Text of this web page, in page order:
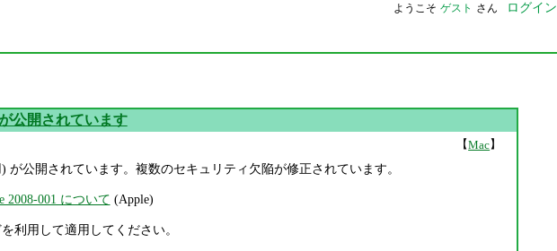
ようこそ ゲスト さん ログイン
公開されています
【Mac】
が公開されています。複数のセキュリティ欠陥が修正されています。
2008-001 について (Apple)
利用して適用してください。